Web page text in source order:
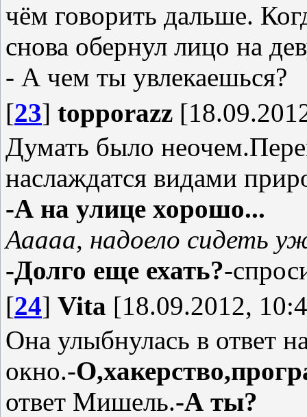
чём говорить дальше.
снова обернул лицо на
- А чем ты увлекаешься?
[23] topporazz
Думать было
наслаждатся видами
-А на улице хорошо...
Ааааа, надоело сидеть
-Долго еще ехать?-
[24] Vita [18.09.2012,
Она улыбнулась в ответ
окно.-
ответ Мишель.-А ты?